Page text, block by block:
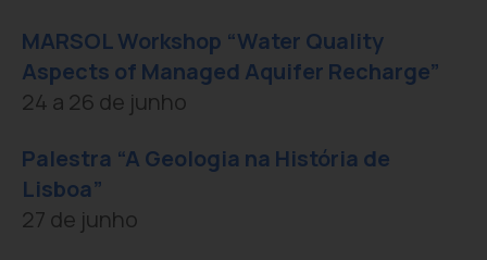
MARSOL Workshop “Water Quality
Aspects of Managed Aquifer Recharge”
24 a 26 de junho
Palestra “A Geologia na História de
Lisboa”
27 de junho